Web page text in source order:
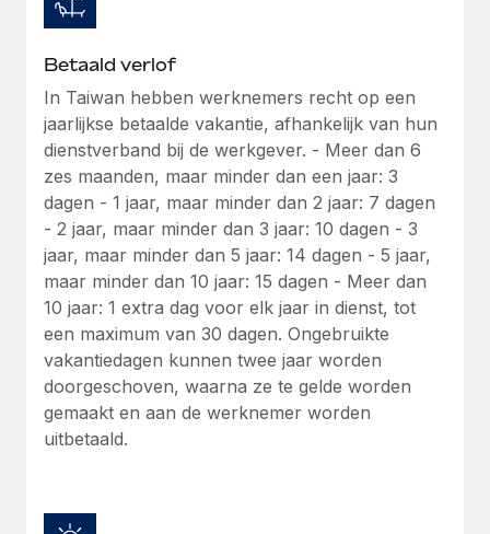
Achtergrondonderzoek
kandidaten
Compliance Watchtower
Blijf compliance-risico's voor
Apparaatbeheer
Lever en track wereldwijd IT-middelen
Entiteiten oprichten
Stel snel compliant entiteiten op
Mobiliteit en overplaatsing
Plaats werknemers moeiteloos over
Secundaire arbeidsvoorwaarden
Eenvoudig secundaire arbeidsvoorwaarden
Support
BLOG
Global Payroll
EOR en PEO
Contractor Management
Belastingen
Naar de blog
BLOG
integraties en Contractor Management Plus
Betaald verlof
In Taiwan hebben werknemers recht op een
jaarlijkse betaalde vakantie, afhankelijk van hun
dienstverband bij de werkgever. - Meer dan 6
zes maanden, maar minder dan een jaar: 3
dagen - 1 jaar, maar minder dan 2 jaar: 7 dagen
- 2 jaar, maar minder dan 3 jaar: 10 dagen - 3
jaar, maar minder dan 5 jaar: 14 dagen - 5 jaar,
maar minder dan 10 jaar: 15 dagen - Meer dan
10 jaar: 1 extra dag voor elk jaar in dienst, tot
een maximum van 30 dagen. Ongebruikte
vakantiedagen kunnen twee jaar worden
doorgeschoven, waarna ze te gelde worden
gemaakt en aan de werknemer worden
uitbetaald.